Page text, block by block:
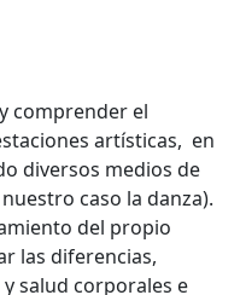
comprender el
artísticas, en
diversos medios de
caso la danza).
del propio
las diferencias,
salud corporales e